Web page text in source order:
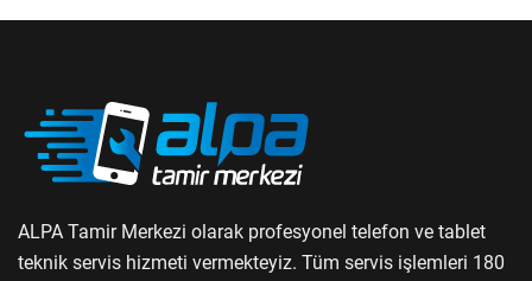
ALPA Tamir Merkezi olarak profesyonel telefon ve tablet
teknik servis hizmeti vermekteyiz. Tüm servis işlemleri 180